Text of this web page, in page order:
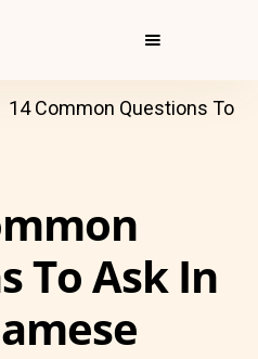
14 Common Questions To
To Ask In